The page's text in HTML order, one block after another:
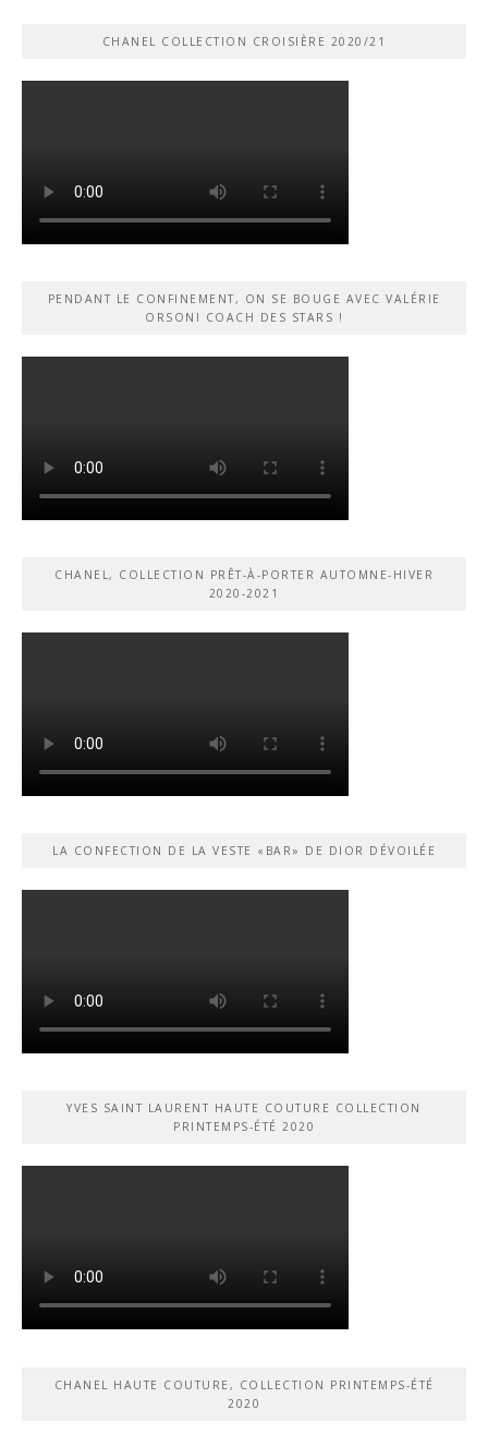
CHANEL COLLECTION CROISIÈRE 2020/21
PENDANT LE CONFINEMENT, ON SE BOUGE AVEC VALÉRIE
ORSONI COACH DES STARS !
CHANEL, COLLECTION PRÊT-À-PORTER AUTOMNE-HIVER
2020-2021
LA CONFECTION DE LA VESTE «BAR» DE DIOR DÉVOILÉE
YVES SAINT LAURENT HAUTE COUTURE COLLECTION
PRINTEMPS-ÉTÉ 2020
CHANEL HAUTE COUTURE, COLLECTION PRINTEMPS-ÉTÉ
2020